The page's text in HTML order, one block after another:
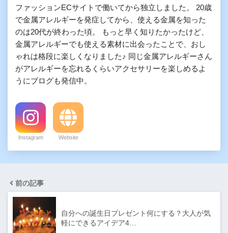
ファッションECサイトで働いてから独立しました。 20歳
で金属アレルギーを発症してから、使える金属を知った
のは20代が終わった頃。 もっと早く知りたかったけど、
金属アレルギーでも使える素材に出会ったことで、おし
ゃれは格段に楽しくなりました♪ 同じ金属アレルギーさん
がアレルギーを忘れるくらいアクセサリーを楽しめるよ
うにブログも発信中。
Instagram Website
前の記事
自分への誕生日プレゼント何にする？大人が気
軽にできるアイデア4…